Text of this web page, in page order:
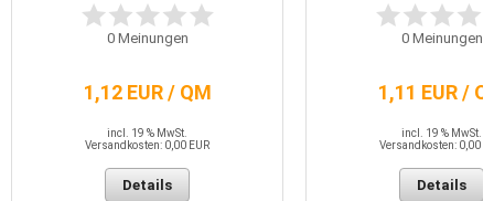
0Meinungen
1,12 EUR / QM
incl. 19 % MwSt.
Versandkosten: 0,00 EUR
Details
0Meinungen
1,11 EUR /
incl. 19 % MwSt.
Versandkosten: 0,00
Details